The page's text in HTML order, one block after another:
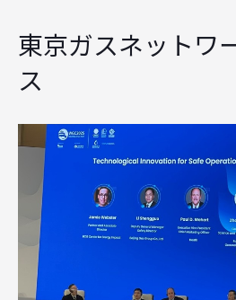
東京ガスネットワ
ス